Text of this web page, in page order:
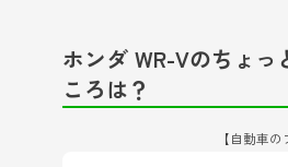
ホンダ WR-Vのちょっ
ころは？
【自動車